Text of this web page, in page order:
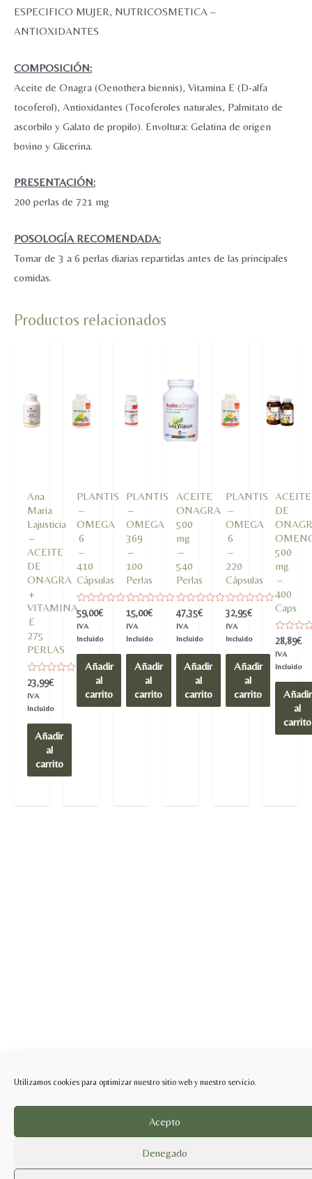
Utilizamos cookies para optimizar nuestro sitio web y nuestro servicio.
Acepto
Denegado
ESPECIFICO MUJER, NUTRICOSMETICA –
ANTIOXIDANTES
COMPOSICIÓN:
Aceite de Onagra (Oenothera biennis), Vitamina E (D-alfa
tocoferol), Antioxidantes (Tocoferoles naturales, Palmitato de
ascorbilo y Galato de propilo). Envoltura: Gelatina de origen
bovino y Glicerina.
PRESENTACIÓN:
200 perlas de 721 mg
POSOLOGÍA RECOMENDADA:
Tomar de 3 a 6 perlas diarias repartidas antes de las principales
comidas.
Productos relacionados
Ana
Maria
Lajusticia
–
ACEITE
DE
ONAGRA
+
VITAMINA
E
275
PERLAS
Valorado
en
0
de
23,99€
IVA
Incluido
Añadir
al
carrito
PLANTIS
–
OMEGA
6
–
410
Cápsulas
Valorado
en
0
de
59,00€
IVA
Incluido
Añadir
al
carrito
PLANTIS
–
OMEGA
369
–
100
Perlas
Valorado
en
0
de
15,00€
IVA
Incluido
Añadir
al
carrito
ACEITE
ONAGRA
500
mg
–
540
Perlas
Valorado
en
0
de
47,35€
IVA
Incluido
Añadir
al
carrito
PLANTIS
–
OMEGA
6
–
220
Cápsulas
Valorado
en
0
de
32,95€
IVA
Incluido
Añadir
al
carrito
ACEITE
DE
500
mg
–
400
Caps
Valorado
0
de
28,89€
IVA
Incluido
Añadir
al
carrito